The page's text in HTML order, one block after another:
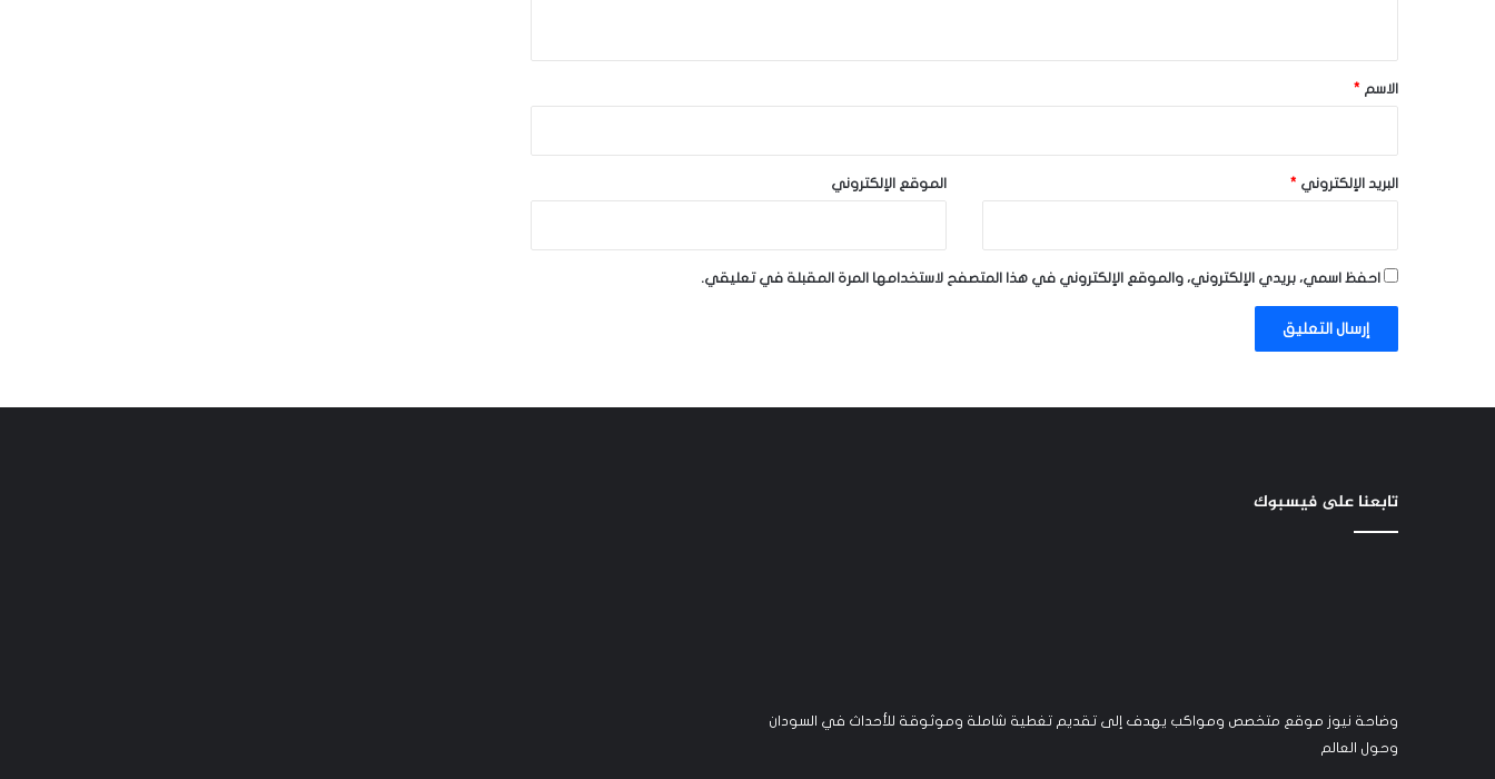
*الاسم *
البريد الإلكتروني * الموقع الإلكتروني
احفظ اسمي، بريدي الإلكتروني، والموقع الإلكتروني في هذا المتصفح لاستخدامها المرة المقبلة في تعليقي.
تابعنا على فيسبوك
وضاحة نيوز موقع متخصص ومواكب يهدف إلى تقديم تغطية شاملة وموثوقة للأحداث في السودان
وحول العالم